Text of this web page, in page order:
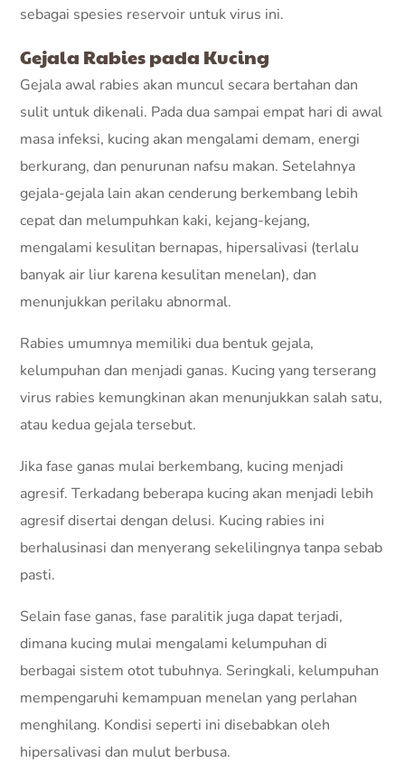
sebagai spesies reservoir untuk virus ini.
Gejala Rabies pada Kucing
Gejala awal rabies akan muncul secara bertahan dan
sulit untuk dikenali. Pada dua sampai empat hari di awal
masa infeksi, kucing akan mengalami demam, energi
berkurang, dan penurunan nafsu makan. Setelahnya
gejala-gejala lain akan cenderung berkembang lebih
cepat dan melumpuhkan kaki, kejang-kejang,
mengalami kesulitan bernapas, hipersalivasi (terlalu
banyak air liur karena kesulitan menelan), dan
menunjukkan perilaku abnormal.
Rabies umumnya memiliki dua bentuk gejala,
kelumpuhan dan menjadi ganas. Kucing yang terserang
virus rabies kemungkinan akan menunjukkan salah satu,
atau kedua gejala tersebut.
Jika fase ganas mulai berkembang, kucing menjadi
agresif. Terkadang beberapa kucing akan menjadi lebih
agresif disertai dengan delusi. Kucing rabies ini
berhalusinasi dan menyerang sekelilingnya tanpa sebab
pasti.
Selain fase ganas, fase paralitik juga dapat terjadi,
dimana kucing mulai mengalami kelumpuhan di
berbagai sistem otot tubuhnya. Seringkali, kelumpuhan
mempengaruhi kemampuan menelan yang perlahan
menghilang. Kondisi seperti ini disebabkan oleh
hipersalivasi dan mulut berbusa.